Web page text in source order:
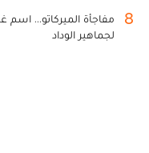
8
مفاجأة الميركاتو... اسم
لجماهير الوداد